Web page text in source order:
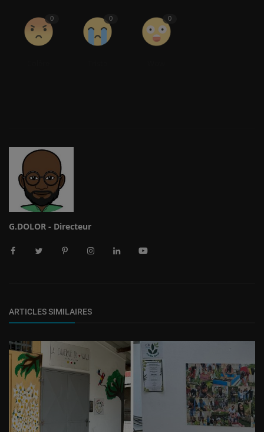
0 0 0
G.DOLOR - Directeur
ARTICLES SIMILAIRES